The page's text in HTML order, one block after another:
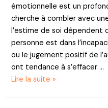
émotionnelle est un
cherche à combler avec
l’estime de soi dépendent
personne est dans
ou le jugement positif de
ont tendance à s’effacer …
Comment
Lire la suite »